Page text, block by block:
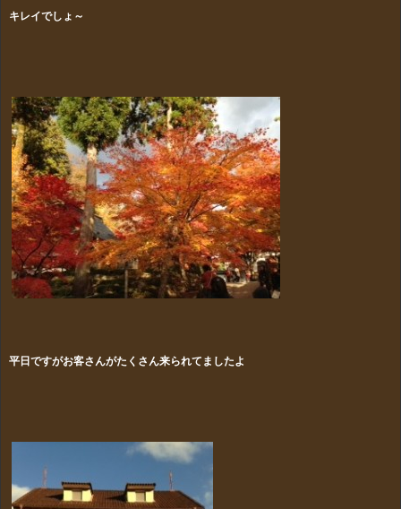
キレイでしょ～
平日ですがお客さんがたくさん来られてましたよ